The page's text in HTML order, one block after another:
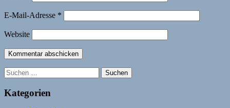
E-Mail-Adresse *
Website
Suchen
nach:
Kategorien